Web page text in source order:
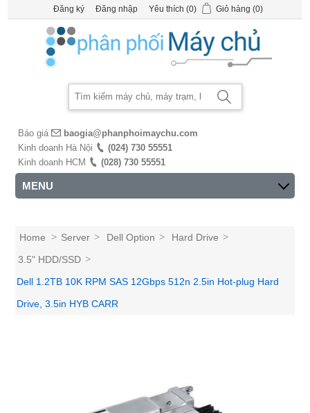
Đăng ký Đăng nhập Yêu thích (0) Giỏ hàng (0)
Báo giá
baogia@phanphoimaychu.com
Kinh doanh Hà Nội
(024) 730 55551
Kinh doanh HCM
(028) 730 55551
MENU
Home > Server > Dell Option > Hard Drive >
3.5" HDD/SSD >
Dell 1.2TB 10K RPM SAS 12Gbps 512n 2.5in Hot-plug Hard
Drive, 3.5in HYB CARR